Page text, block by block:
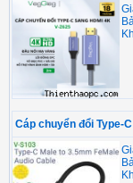
Cáp chuyển đổi Type-